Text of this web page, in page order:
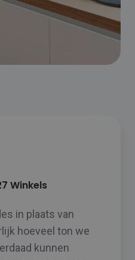
Winkels
in plaats van
hoeveel ton we
kunnen